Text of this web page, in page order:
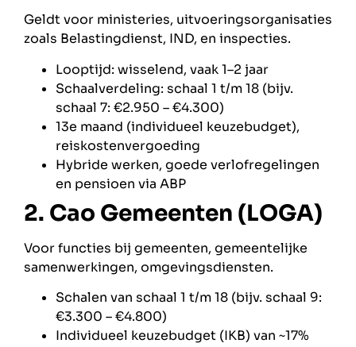
Geldt voor ministeries, uitvoeringsorganisaties
zoals Belastingdienst, IND, en inspecties.
Looptijd: wisselend, vaak 1–2 jaar
Schaalverdeling: schaal 1 t/m 18 (bijv.
schaal 7: €2.950 – €4.300)
13e maand (individueel keuzebudget),
reiskostenvergoeding
Hybride werken, goede verlofregelingen
en pensioen via ABP
2. Cao Gemeenten (LOGA)
Voor functies bij gemeenten, gemeentelijke
samenwerkingen, omgevingsdiensten.
Schalen van schaal 1 t/m 18 (bijv. schaal 9:
€3.300 – €4.800)
Individueel keuzebudget (IKB) van ~17%